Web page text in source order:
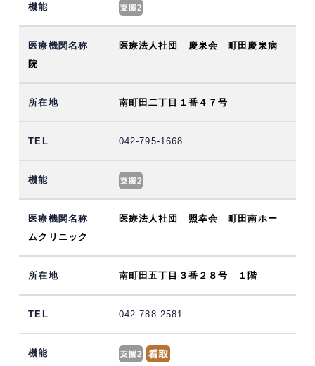
医療法人社団 慶泉会 町田慶泉病
院
南町田二丁目１番４７号
042-795-1668
医療法人社団 照幸会 町田南ホー
ムクリニック
南町田五丁目３番２８号 １階
042-788-2581